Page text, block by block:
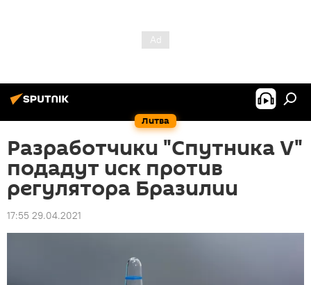
Литва
Разработчики "Спутника V"
подадут иск против
регулятора Бразилии
17:55 29.04.2021